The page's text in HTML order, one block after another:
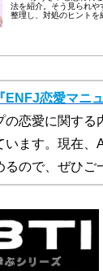
法を紹介。そう見られや
整理し、対処のヒントを
ENFJ恋愛マニュ
の恋愛に関する
います。現在、
るので、ぜひご